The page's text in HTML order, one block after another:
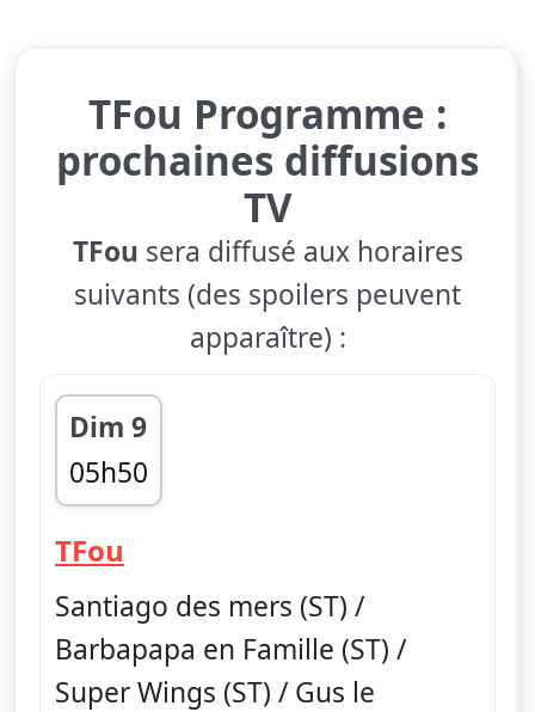
TFou Programme :
prochaines diffusions
TV
TFou sera diffusé aux horaires
suivants (des spoilers peuvent
apparaître) :
Dim 9
05h50
fin 11h50
TFou
Santiago des mers (ST) /
Barbapapa en Famille (ST) /
Super Wings (ST) / Gus le